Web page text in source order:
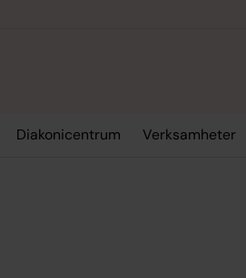
Diakonicentrum Verksamheter